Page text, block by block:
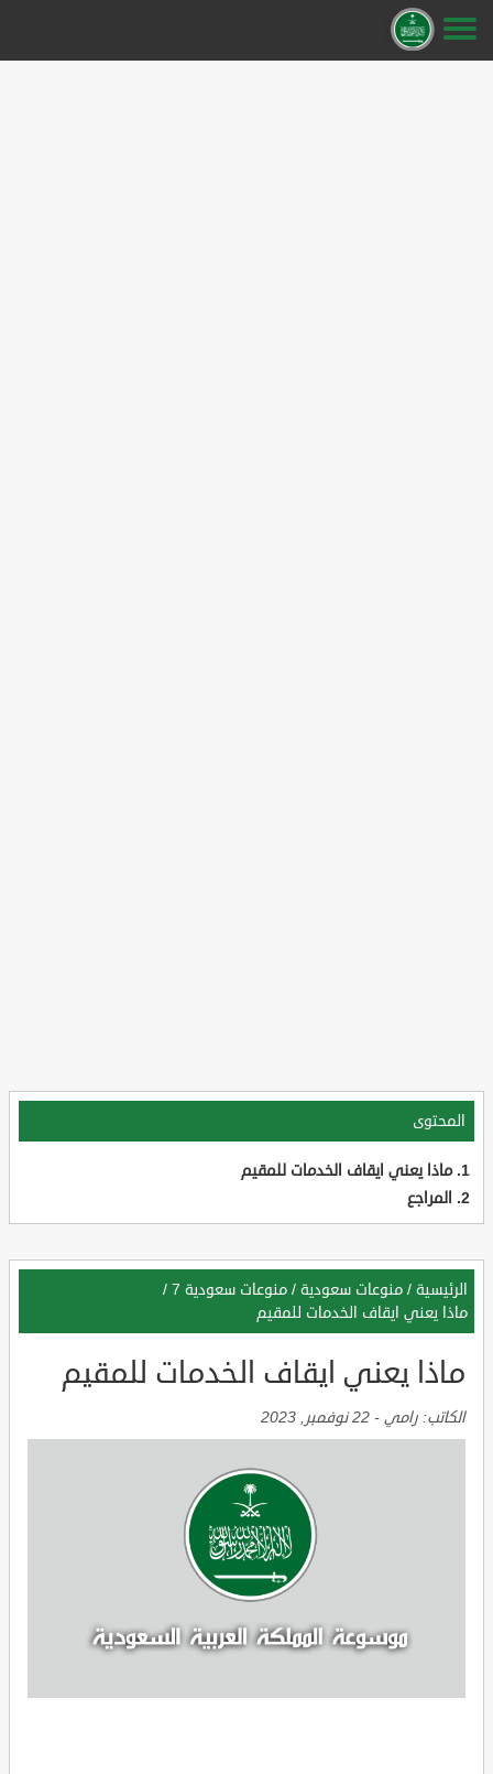
المحتوى
ماذا يعني ايقاف الخدمات للمقيم
المراجع
الرئيسية / منوعات سعودية / منوعات سعودية 7
/
ماذا يعني ايقاف الخدمات للمقيم
ماذا يعني ايقاف الخدمات للمقيم
الكاتب: رامي - 22 نوفمبر, 2023